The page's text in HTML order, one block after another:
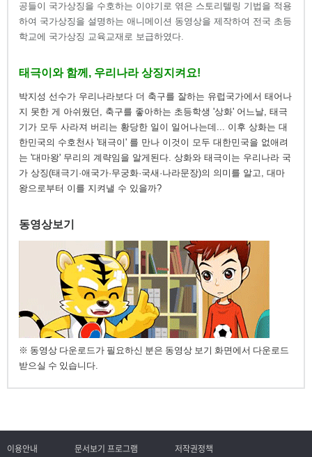
공들이 국가상징을 수호하는 이야기로 엮은 스토리텔링 기법을 적용
하여 국가상징을 설명하는 애니메이션 동영상을 제작하여 전국 초등
학교에 국가상징 교육교재로 보급하였다.
태극이와 함께, 우리나라 상징지켜요!
박지성 선수가 우리나라보다 더 축구를 잘하는 유럽국가에서 태어나
지 못한 게 아쉬웠던, 축구를 좋아하는 초등학생 '상화' 어느날, 태극
기가 모두 사라져 버리는 황당한 일이 일어나는데... 이후 상화는 대
한민국의 수호천사 '태극이' 를 만나 이것이 모두 대한민국을 없애려
는 '대마왕' 무리의 계략임을 알게된다. 상화와 태극이는 우리나라 국
가 상징(태극기·애국가·무궁화·국새·나라문장)의 의미를 알고, 대마
왕으로부터 이를 지켜낼 수 있을까?
동영상보기
※ 동영상 다운로드가 필요하신 분은 동영상 보기 화면에서 다운로드
받으실 수 있습니다.
이용안내 문서보기 프로그램 저작권정책